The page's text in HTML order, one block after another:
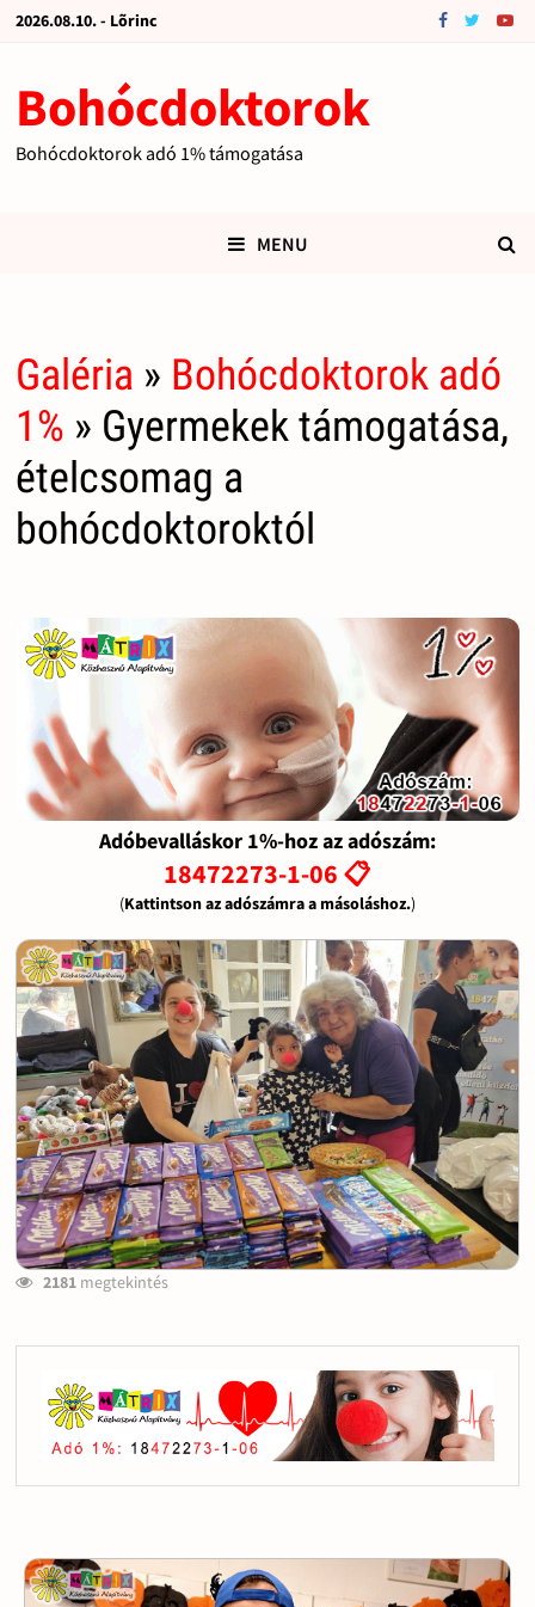
2026.08.10. - Lõrinc
Bohócdoktorok
Bohócdoktorok adó 1% támogatása
MENU
Galéria » Bohócdoktorok adó
1% » Gyermekek támogatása,
ételcsomag a
bohócdoktoroktól
Adóbevalláskor 1%-hoz az adószám:
18472273-1-06 📋
(Kattintson az adószámra a másoláshoz.)
2181megtekintés